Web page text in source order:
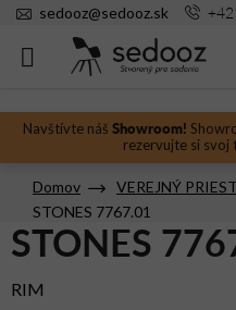
Prejsť
Navštívte náš Showroom!
rezervujte si svoj
sedooz@sedooz.sk
Domov VEREJNÝ
STONES 7767.01
STONES
RIM